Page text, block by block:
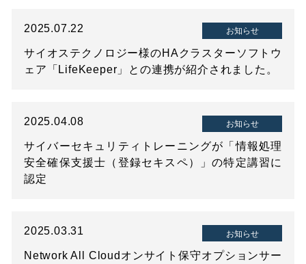
2025.07.22 お知らせ
サイオステクノロジー様のHAクラスターソフトウ
ェア「LifeKeeper」との連携が紹介されました。
2025.04.08 お知らせ
サイバーセキュリティトレーニングが「情報処理
安全確保支援士（登録セキスペ）」の特定講習に
認定
2025.03.31 お知らせ
Network All Cloudオンサイト保守オプションサー